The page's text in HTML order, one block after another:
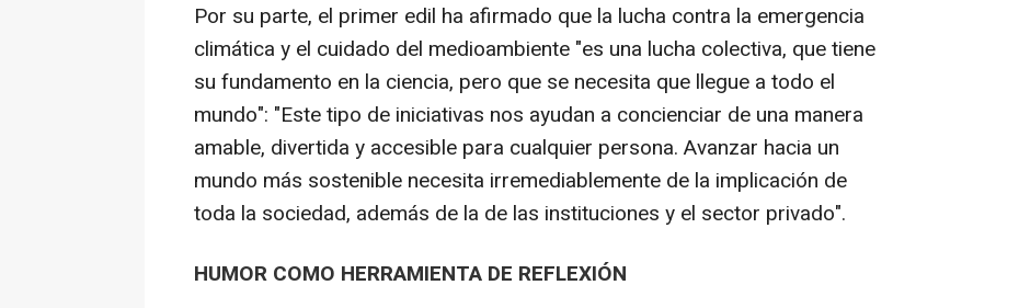
Por su parte, el primer edil ha afirmado que la lucha contra la emergencia
climática y el cuidado del medioambiente "es una lucha colectiva, que tiene
su fundamento en la ciencia, pero que se necesita que llegue a todo el
mundo": "Este tipo de iniciativas nos ayudan a concienciar de una manera
amable, divertida y accesible para cualquier persona. Avanzar hacia un
mundo más sostenible necesita irremediablemente de la implicación de
toda la sociedad, además de la de las instituciones y el sector privado".
HUMOR COMO HERRAMIENTA DE REFLEXIÓN